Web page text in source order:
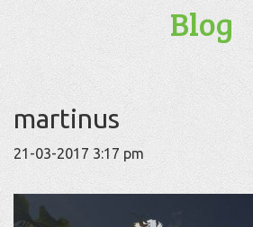
Blog
martinus
21-03-2017 3:17 pm